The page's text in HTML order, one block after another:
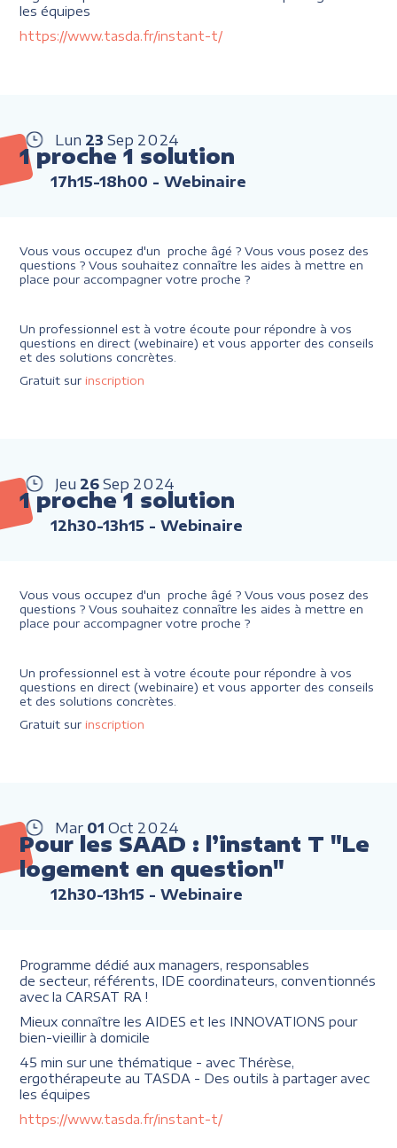
les équipes
https://www.tasda.fr/instant-t/
Lun 23 Sep 2024
1 proche 1 solution
17h15-18h00 - Webinaire
Vous vous occupez d'un proche âgé ? Vous vous posez des
questions ? Vous souhaitez connaître les aides à mettre en
place pour accompagner votre proche ?
Un professionnel est à votre écoute pour répondre à vos
questions en direct (webinaire) et vous apporter des conseils
et des solutions concrètes.
Gratuit sur inscription
Jeu 26 Sep 2024
1 proche 1 solution
12h30-13h15 - Webinaire
Vous vous occupez d'un proche âgé ? Vous vous posez des
questions ? Vous souhaitez connaître les aides à mettre en
place pour accompagner votre proche ?
Un professionnel est à votre écoute pour répondre à vos
questions en direct (webinaire) et vous apporter des conseils
et des solutions concrètes.
Gratuit sur inscription
Mar 01 Oct 2024
Pour les SAAD : l’instant T "Le
logement en question"
12h30-13h15 - Webinaire
Programme dédié aux managers, responsables
de secteur, référents, IDE coordinateurs, conventionnés
avec la CARSAT RA !
Mieux connaître les AIDES et les INNOVATIONS pour
bien-vieillir à domicile
45 min sur une thématique - avec Thérèse,
ergothérapeute au TASDA - Des outils à partager avec
les équipes
https://www.tasda.fr/instant-t/